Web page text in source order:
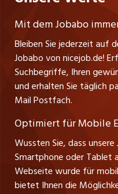
Lehrstellen
Führungspositionen
Management / Kader-
Impressum
jobmittelland.ch
jobbern.ch
jobbasel.ch
zentraljob.ch
myjob.ch
schaffu.ch (VS)
ajourjob.ch
PR Medien GmbH
Lindauer Straße 16
D-88239 Wangen
Tel. +49 07522 795034
Thomas Reiner
Ansprechpartner
Mit dem Jobabo
Bleiben Sie jederzeit auf
Jobabo von nicejob.de!
Suchbegriffe, Ihren
und erhalten Sie täglich
Mail Postfach.
Optimiert für Mobile
Wussten Sie, dass
Smartphone oder Tablet
Webseite wurde für
bietet Ihnen die